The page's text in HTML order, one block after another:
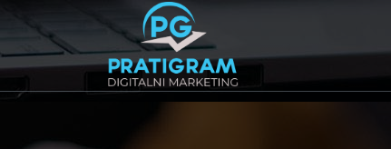
Agencija za Digitalni Marketing